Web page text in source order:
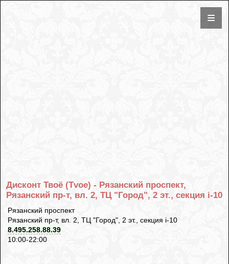
Дисконт Твоё (Tvoe) - Рязанский проспект,
Рязанский пр-т, вл. 2, ТЦ "Город", 2 эт., секция i-10
Рязанский проспект
Рязанский пр-т, вл. 2, ТЦ "Город", 2 эт., секция i-10
8.495.258.88.39
10:00-22:00